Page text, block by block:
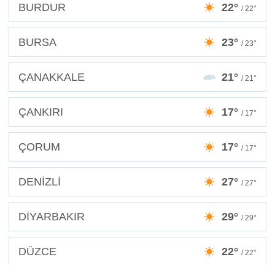
BURDUR 22° / 22°
BURSA 23° / 23°
ÇANAKKALE 21° / 21°
ÇANKIRI 17° / 17°
ÇORUM 17° / 17°
DENİZLİ 27° / 27°
DİYARBAKIR 29° / 29°
DÜZCE 22° / 22°